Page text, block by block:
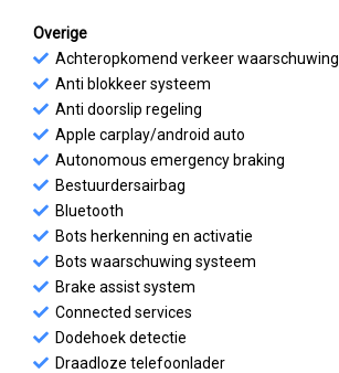
Overige
Achteropkomend verkeer waarschuwing
Anti blokkeer systeem
Anti doorslip regeling
Apple carplay/android auto
Autonomous emergency braking
Bestuurdersairbag
Bluetooth
Bots herkenning en activatie
Bots waarschuwing systeem
Brake assist system
Connected services
Dodehoek detectie
Draadloze telefoonlader